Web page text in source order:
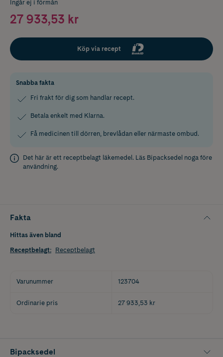
Ingår ej i förmån
27 933,53 kr
Köp via recept
Snabba fakta
Fri frakt för dig som handlar recept.
Betala enkelt med Klarna.
Få medicinen till dörren, brevlådan eller närmaste ombud.
Det här är ett receptbelagt läkemedel. Läs Bipacksedel noga före
användning.
Fakta
Hittas även bland
Receptbelagt: Receptbelagt
Varunummer 123704
Ordinarie pris 27 933,53 kr
Bipacksedel